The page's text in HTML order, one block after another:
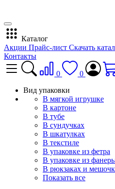
Каталог
Акции Прайс-лист Скачать
Контакты
0 0
Вид упаковки
В мягкой игрушке
В картоне
В тубе
В сундучках
В шкатулках
В текстиле
В упаковке из фетра
В упаковке из
В рюкзаках и
Показать все